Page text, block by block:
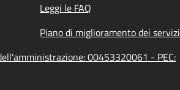
Leggi le FAQ
Piano di miglioramento dei servizi
00453320061 - PEC: